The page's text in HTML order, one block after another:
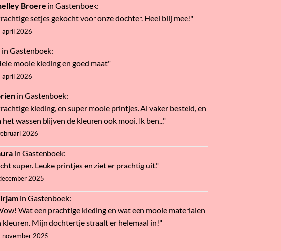
Broere in Gastenboek:
setjes gekocht voor onze dochter. Heel blij mee!"
april 2026
in Gastenboek:
mooie kleding en goed maat"
april 2026
in Gastenboek:
kleding, en super mooie printjes. Al vaker besteld, en
het wassen blijven de kleuren ook mooi. Ik ben..."
2026
in Gastenboek:
super. Leuke printjes en ziet er prachtig uit."
2025
in Gastenboek:
Wat een prachtige kleding en wat een mooie materialen
kleuren. Mijn dochtertje straalt er helemaal in!"
november 2025